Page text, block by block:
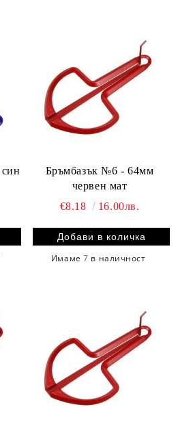
Бръмбазък №6 - 64мм
червен мат
€8.18
16.00лв.
Имаме7 в наличност